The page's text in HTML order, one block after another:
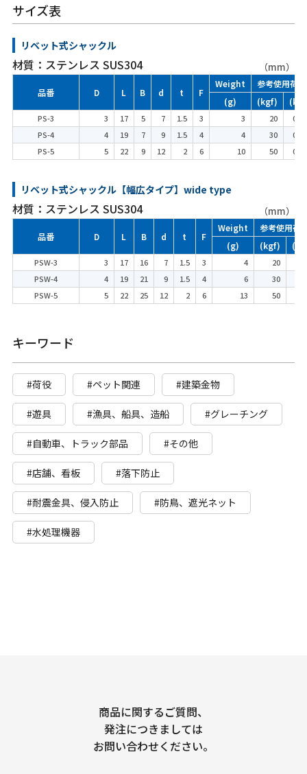
サイズ表
リベット式シャックル
材質：ステンレス SUS304 （mm）
品番 D L B d t F
Weight
参考使用荷重
(g)
(kgf) (kN)
PS-3 3 17 5 7 1.5 3 3 20
0.20
PS-4
4 19 7 9 1.5 4 4 30
0.29
PS-5
5 22 9 12 2 6 10 50 0.49
リベット式シャックル【幅広タイプ】wide type
材質：ステンレス SUS304 （mm）
品番 D L B d t F
Weight
参考使用荷
(g)
(kgf)
PSW-3 3 17 16 7 1.5 3 4 20
PSW-4
4 19 21 9 1.5 4 6 30
PSW-5
5 22 25 12 2 6 13 50
キーワード
#荷役 #ペット関連 #建築金物
#遊具 #漁具、船具、造船 #グレーチング
#自動車、トラック部品 #その他
#店舗、看板 #落下防止
#耐震金具、侵入防止 #防鳥、遮光ネット
#水処理機器
商品に関するご質問、
発注につきましては
お問い合わせください。